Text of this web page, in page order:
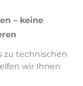
– keine
zu technischen
wir Ihnen